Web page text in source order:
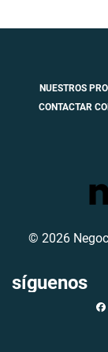
NUESTROS
CONTACTAR
© 2026
síguenos